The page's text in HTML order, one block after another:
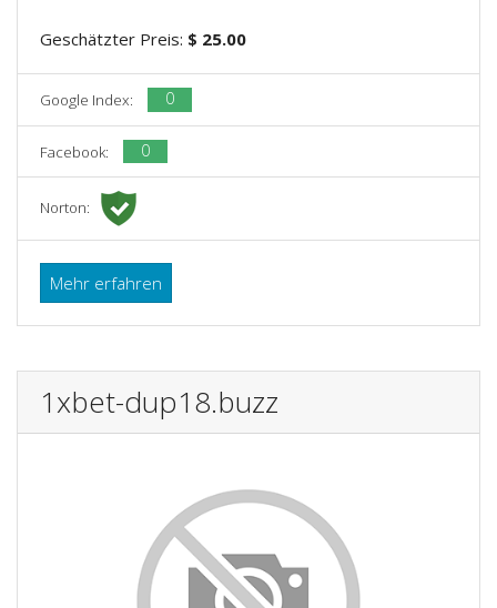
Geschätzter Preis: $ 25.00
Google Index: 0
Facebook: 0
Norton:
Mehr erfahren
1xbet-dup18.buzz